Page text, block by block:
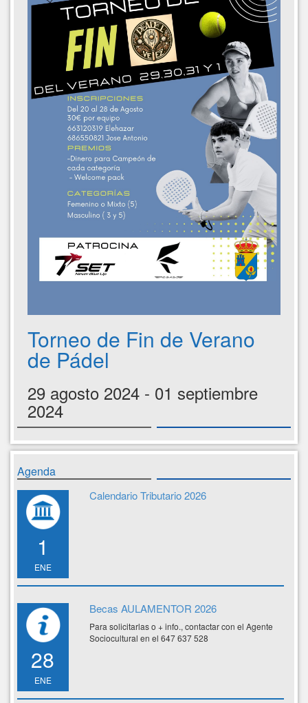
Torneo de Fin de Verano
de Pádel
29 agosto 2024 - 01 septiembre
2024
Agenda
1
ENE
Calendario Tributario 2026
28
ENE
Becas AULAMENTOR 2026
Para solicitarlas o + info., contactar con el Agente
Sociocultural en el 647 637 528